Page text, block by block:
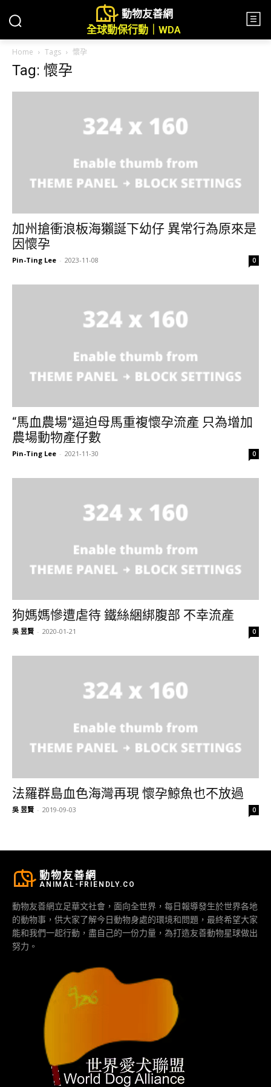
動物友善網
全球動保行動｜WDA
Home Tags 懷孕
Tag: 懷孕
加州搶衝浪板海獺誕下幼仔 異常行為原來是
因懷孕
Pin-Ting Lee - 2023-11-08 0
“馬血農場”逼迫母馬重複懷孕流產 只為增加
農場動物產仔數
Pin-Ting Lee - 2021-11-30 0
狗媽媽慘遭虐待 鐵絲綑綁腹部 不幸流產
吳 昱賢 - 2020-01-21 0
法羅群島血色海灣再現 懷孕鯨魚也不放過
吳 昱賢 - 2019-09-03 0
動物友善網
ANIMAL-FRIENDLY.CO
動物友善網立足華文社會，面向全世界，每日報導發生於世界各地
的動物事，供大家了解今日動物身處的環境和問題，最終希望大家
能和我們一起行動，盡自己的一份力量，為打造友善動物星球做出
努力。